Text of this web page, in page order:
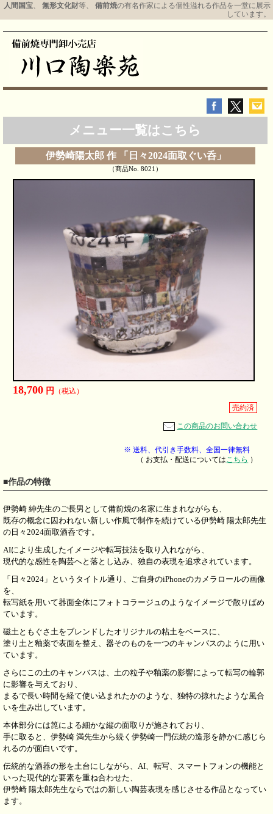
人間国宝、 無形文化財等、 備前焼の有名作家による個性溢れる作品を一堂に展示
しています。
メニュー一覧はこちら
伊勢崎陽太郎 作 「日々2024面取ぐい呑」
（商品No. 8021）
18,700 円
（税込）
売約済
この商品のお問い合わせ
※ 送料、代引き手数料、全国一律無料
（ お支払・配送については こちら ）
■作品の特徴
伊勢崎 紳先生のご長男として備前焼の名家に生まれながらも、
既存の概念に囚われない新しい作風で制作を続けている伊勢崎 陽太郎先生
の日々2024面取酒呑です。
AIにより生成したイメージや転写技法を取り入れながら、
現代的な感性を陶芸へと落とし込み、独自の表現を追求されています。
「日々2024」というタイトル通り、ご自身のiPhoneのカメラロールの画像
を、
転写紙を用いて器面全体にフォトコラージュのようなイメージで散りばめ
ています。
磁土ともぐさ土をブレンドしたオリジナルの粘土をベースに、
塗り土と釉薬で表面を整え、器そのものを一つのキャンバスのように用い
ています。
さらにこの土のキャンバスは、土の粒子や釉薬の影響によって転写の輪郭
に影響を与えており、
まるで長い時間を経て使い込まれたかのような、独特の掠れたような風合
いを生み出しています。
本体部分には箆による細かな縦の面取りが施されており、
手に取ると、伊勢崎 満先生から続く伊勢崎一門伝統の造形を静かに感じら
れるのが面白いです。
伝統的な酒器の形を土台にしながら、AI、転写、スマートフォンの機能と
いった現代的な要素を重ね合わせた、
伊勢崎 陽太郎先生ならではの新しい陶芸表現を感じさせる作品となってい
ます。